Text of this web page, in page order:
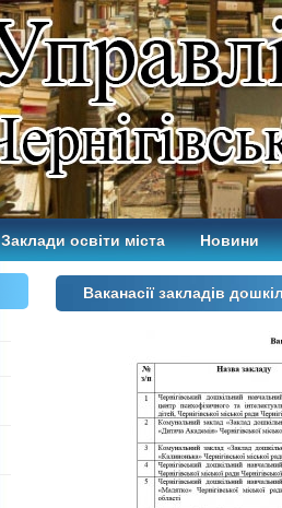
Заклади освіти міста Новини
Ваканасії закладів